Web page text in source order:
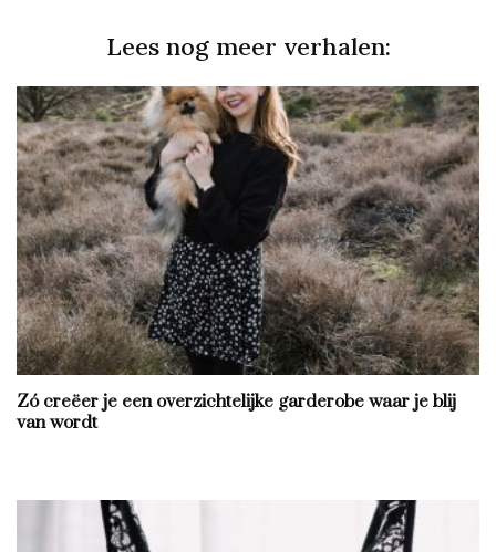
Lees nog meer verhalen:
Zó creëer je een overzichtelijke garderobe waar je blij
van wordt